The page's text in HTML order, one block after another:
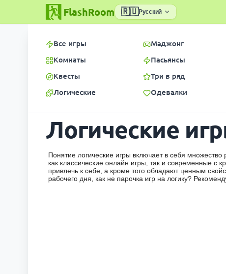
FlashRoom 🇷🇺Русский
Все игры
Комнаты
Квесты
Логические
Маджонг
Пасьянсы
Три в ряд
Одевалки
Логические
Понятие логические игры включает в себя
как классические онлайн игры, так и современные
привлечь к себе, а кроме того обладают ценным
рабочего дня, как не парочка игр на логику?